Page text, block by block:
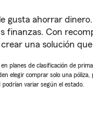
gusta ahorrar
finanzas. Con
una solución
planes de clasificación de
elegir comprar solo una
variar según el estado.